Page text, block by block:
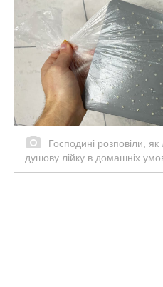
Господині розповіли,
душову лійку в домашніх